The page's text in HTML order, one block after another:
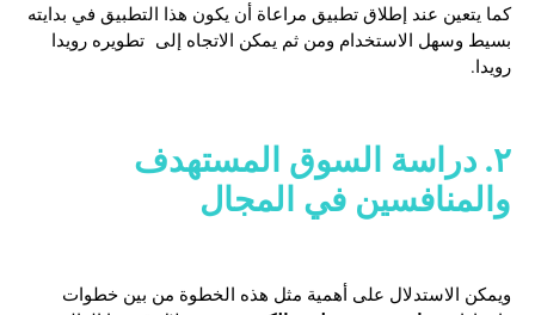
كما يتعين عند إطلاق تطبيق مراعاة أن يكون هذا التطبيق في بدايته
بسيط وسهل الاستخدام ومن ثم يمكن الاتجاه إلى تطويره رويدا
رويدا.
٢. دراسة السوق المستهدف
والمنافسين في المجال
ويمكن الاستدلال على أهمية مثل هذه الخطوة من بين خطوات